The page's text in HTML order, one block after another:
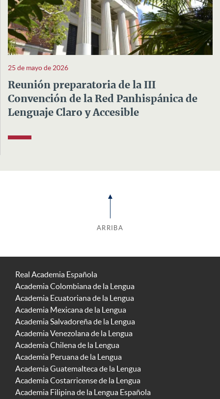
25 de mayo de 2026
Reunión preparatoria de la III
Convención de la Red Panhispánica de
Lenguaje Claro y Accesible
ARRIBA
Real Academia Española
Academia Colombiana de la Lengua
Academia Ecuatoriana de la Lengua
Academia Mexicana de la Lengua
Academia Salvadoreña de la Lengua
Academia Venezolana de la Lengua
Academia Chilena de la Lengua
Academia Peruana de la Lengua
Academia Guatemalteca de la Lengua
Academia Costarricense de la Lengua
Academia Filipina de la Lengua Española